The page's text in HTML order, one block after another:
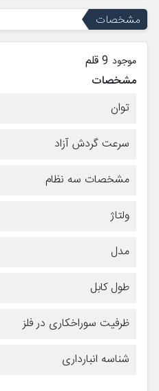
مشخصات
موجود 9 قلم
مشخصات
توان
سرعت گردش آزاد
مشخصات سه نظام
ولتاژ
مدل
طول کابل
ظرفیت سوراخکاری در فلز
شناسه انبارداری